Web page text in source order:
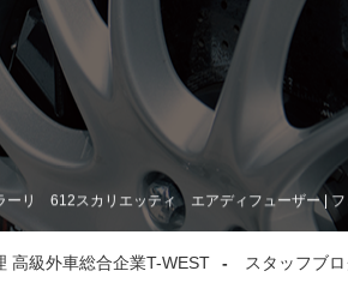
ーリ 612スカリエッティ エアディフューザー | フ
高級外車総合企業T-WEST スタッフブ